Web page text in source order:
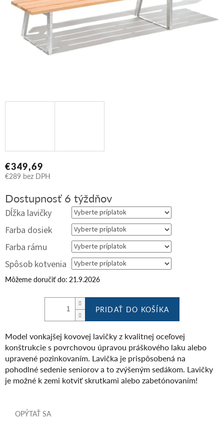
€349,69
€289 bez DPH
cena:
Dostupnosť 6 týždňov
Dĺžka lavičky
Farba dosiek
Farba rámu
Spôsob kotvenia
Môžeme doručiť do: 21.9.2026
PRIDAŤ DO KOŠÍKA
Model vonkajšej kovovej lavičky z kvalitnej oceľovej
konštrukcie s povrchovou úpravou práškového laku alebo
upravené pozinkovaním. Lavička je prispôsobená na
pohodlné sedenie seniorov a to zvýšeným sedákom. Lavičky
je možné k zemi kotviť skrutkami alebo zabetónovaním!
OPÝTAŤ SA